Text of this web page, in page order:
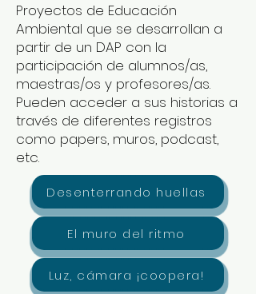
Proyectos de Educación
Ambiental que se desarrollan a
partir de un DAP con la
participación de alumnos/as,
maestras/os y profesores/as.
Pueden acceder a sus historias a
través de diferentes registros
como papers, muros, podcast,
etc.
Desenterrando huellas
El muro del ritmo
Luz, cámara ¡coopera!